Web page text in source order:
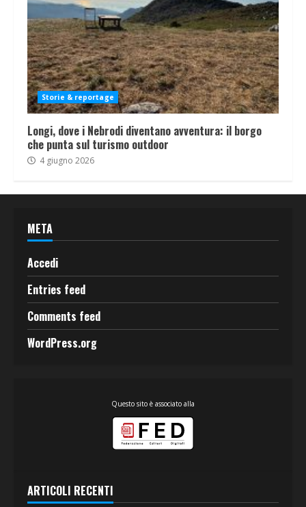
Storie & reportage
Longi, dove i Nebrodi diventano avventura: il borgo
che punta sul turismo outdoor
4 giugno 2026
META
Accedi
Entries feed
Comments feed
WordPress.org
Questo sito è associato alla
ARTICOLI RECENTI